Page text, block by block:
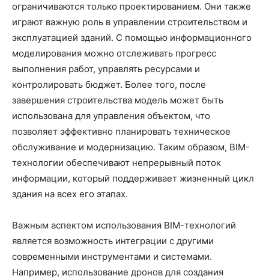
ограничиваются только проектированием. Они также
играют важную роль в управлении строительством и
эксплуатацией зданий. С помощью информационного
моделирования можно отслеживать прогресс
выполнения работ, управлять ресурсами и
контролировать бюджет. Более того, после
завершения строительства модель может быть
использована для управления объектом, что
позволяет эффективно планировать техническое
обслуживание и модернизацию. Таким образом, BIM-
технологии обеспечивают непрерывный поток
информации, который поддерживает жизненный цикл
здания на всех его этапах.
Важным аспектом использования BIM-технологий
является возможность интеграции с другими
современными инструментами и системами.
Например, использование дронов для создания